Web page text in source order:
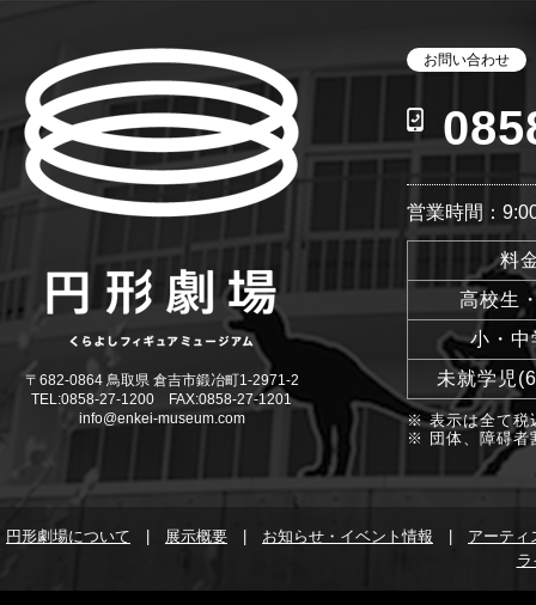
〒682-0864 鳥取県 倉吉市鍛冶町1-2971-2
TEL:0858-27-1200 FAX:0858-27-1201
info@enkei-museum.com
お問い合わせ
営業時間：
料
高校生
小・中
未就学児
※ 表示は全て税
※ 団体、障碍者
円形劇場について 展示概要 お知らせ・イベント情報
アーティ